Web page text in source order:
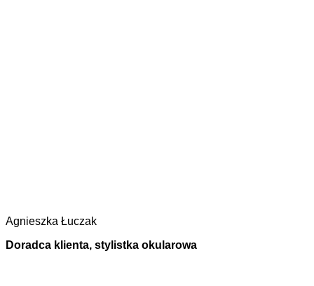
Agnieszka Łuczak
Doradca klienta, stylistka okularowa